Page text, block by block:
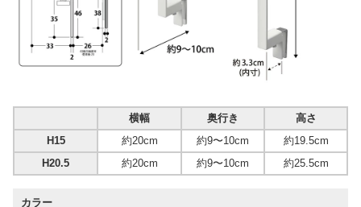
横幅 奥行き
高さ
H15
約20cm 約9〜10cm
約19.5cm
H20.5
約20cm 約9〜10cm 約25.5cm
カラー